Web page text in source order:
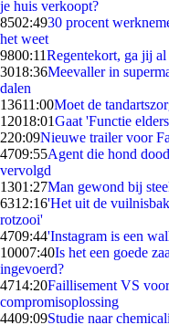
je huis verkoopt?
8502:4930 procent
het weet
9800:11Regentekort, ga jij
3018:36Meevaller in
dalen
13611:00Moet de
12018:01Gaat 'Functie
220:09Nieuwe trailer voor
4709:55Agent die hond
vervolgd
1301:27Man gewond bij
6312:16'Het uit de
rotzooi'
4709:44'Instagram is een
10007:40Is het een goede
ingevoerd?
4714:20Faillisement VS
compromisoplossing
4409:09Studie naar